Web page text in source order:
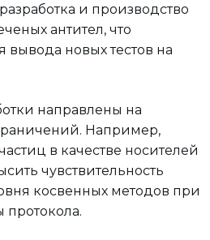
и производство
антител, что
вывода новых тестов на
направлены на
Например,
в качестве носителей
чувствительность
косвенных методов при
протокола.